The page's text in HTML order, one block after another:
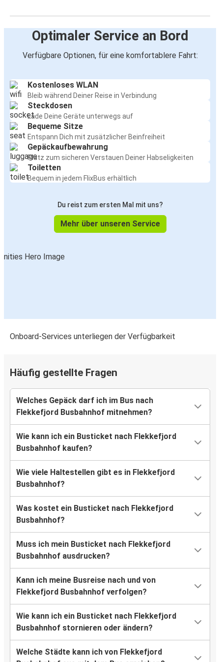
Optimaler Service an Bord
Verfügbare Optionen, für eine komfortablere Fahrt:
Kostenloses WLAN
Bleib während Deiner Reise in Verbindung
Steckdosen
Lade Deine Geräte unterwegs auf
Bequeme Sitze
Entspann Dich mit zusätzlicher Beinfreiheit
Gepäckaufbewahrung
Platz zum sicheren Verstauen Deiner Habseligkeiten
Toiletten
Bequem in jedem FlixBus erhältlich
Du reist zum ersten Mal mit uns?
Mehr über unseren Service
Onboard-Services unterliegen der Verfügbarkeit
Häufig gestellte Fragen
Welches Gepäck darf ich im Bus nach
Flekkefjord Busbahnhof mitnehmen?
Wie kann ich ein Busticket nach Flekkefjord
Busbahnhof kaufen?
Wie viele Haltestellen gibt es in Flekkefjord
Busbahnhof?
Was kostet ein Busticket nach Flekkefjord
Busbahnhof?
Muss ich mein Busticket nach Flekkefjord
Busbahnhof ausdrucken?
Kann ich meine Busreise nach und von
Flekkefjord Busbahnhof verfolgen?
Wie kann ich ein Busticket nach Flekkefjord
Busbahnhof stornieren oder ändern?
Welche Städte kann ich von Flekkefjord